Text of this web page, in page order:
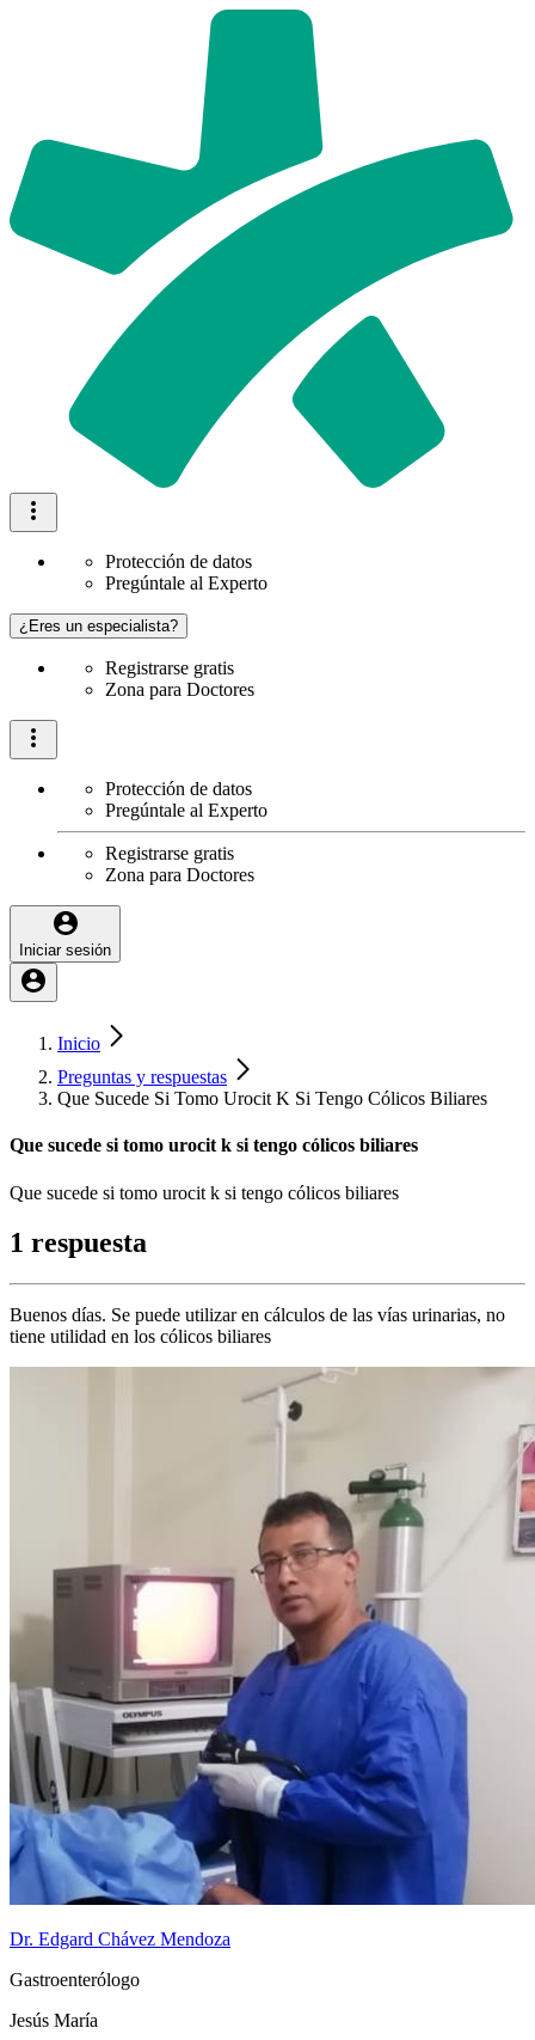
Protección de datos
Pregúntale al Experto
¿Eres un especialista?
Registrarse gratis
Zona para Doctores
Protección de datos
Pregúntale al Experto
Registrarse gratis
Zona para Doctores
Iniciar sesión
Inicio
Preguntas y respuestas
Que Sucede Si Tomo Urocit K Si Tengo Cólicos Biliares
Que sucede si tomo urocit k si tengo cólicos biliares
Que sucede si tomo urocit k si tengo cólicos biliares
1 respuesta
Buenos días. Se puede utilizar en cálculos de las vías urinarias, no
tiene utilidad en los cólicos biliares
Dr. Edgard Chávez Mendoza
Gastroenterólogo
Jesús María